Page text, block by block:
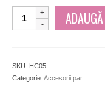
Cantitate
Clama
roscate
SKU: HC05
Categorie: Accesorii par